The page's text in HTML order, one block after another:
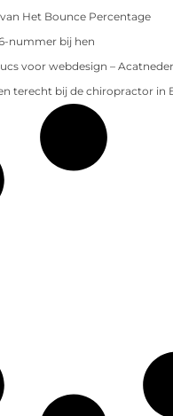
Het Bounce Percentage
nummer bij hen
voor webdesign –
terecht bij de chiropractor in